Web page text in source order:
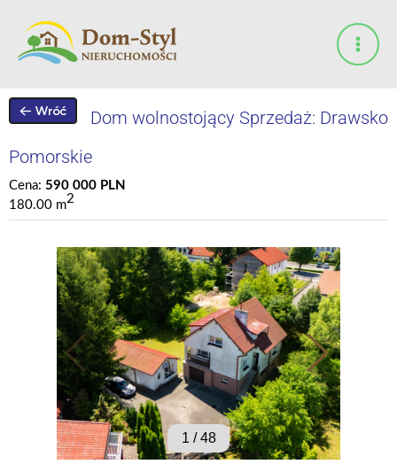
treści
1 /48
Dom wolnostojący Sprzedaż: Drawsko
Pomorskie
Cena: 590 000 PLN
180.00 m2